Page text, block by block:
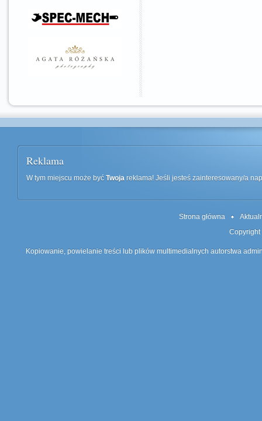
Reklama
W tym miejscu może być Twoja reklama! Jeśli jesteś zainteresowany/a
Strona główna
Kopiowanie, powielanie treści lub plików multimedialnych autorstwa